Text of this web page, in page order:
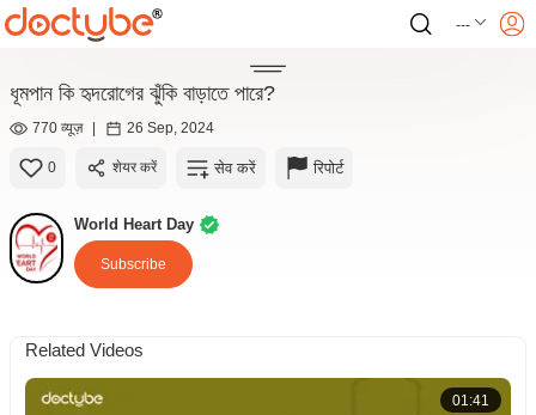
---
ধূমপান কি হৃদরোগের ঝুঁকি বাড়াতে পারে?
770 व्यूज़ | 26 Sep, 2024
0 शेयर करें सेव करें रिपोर्ट
World Heart Day
Subscribe
Related Videos
01:41